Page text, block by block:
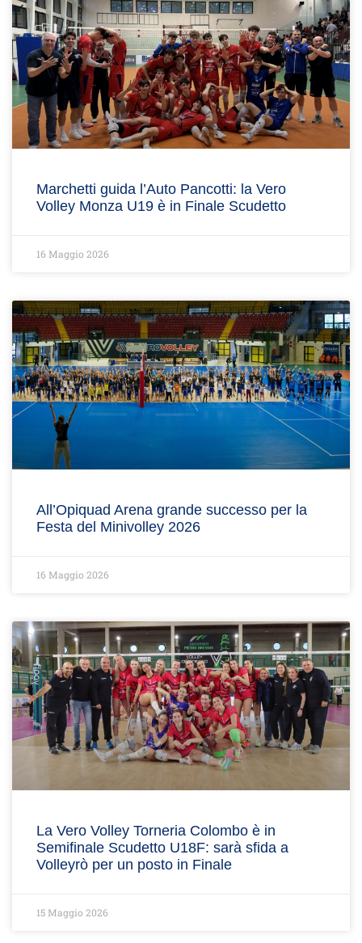
Marchetti guida l’Auto Pancotti: la Vero
Volley Monza U19 è in Finale Scudetto
16 Maggio 2026
All’Opiquad Arena grande successo per la
Festa del Minivolley 2026
16 Maggio 2026
La Vero Volley Torneria Colombo è in
Semifinale Scudetto U18F: sarà sfida a
Volleyrò per un posto in Finale
15 Maggio 2026